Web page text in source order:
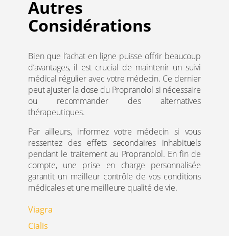
Autres
Considérations
Bien que l’achat en ligne puisse offrir beaucoup
d’avantages, il est crucial de maintenir un suivi
médical régulier avec votre médecin. Ce dernier
peut ajuster la dose du Propranolol si nécessaire
ou recommander des alternatives
thérapeutiques.
Par ailleurs, informez votre médecin si vous
ressentez des effets secondaires inhabituels
pendant le traitement au Propranolol. En fin de
compte, une prise en charge personnalisée
garantit un meilleur contrôle de vos conditions
médicales et une meilleure qualité de vie.
Viagra
Cialis